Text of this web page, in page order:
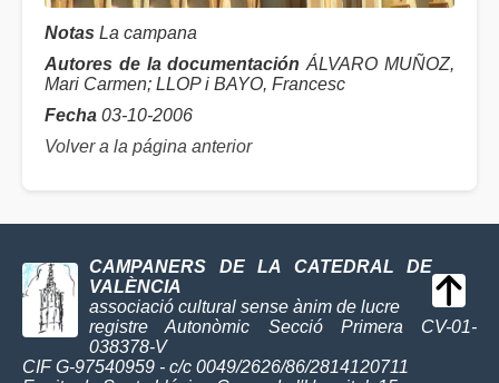
Notas La campana
Autores de la documentación ÁLVARO MUÑOZ,
Mari Carmen; LLOP i BAYO, Francesc
Fecha 03-10-2006
Volver a la página anterior
CAMPANERS DE LA CATEDRAL DE
VALÈNCIA
associació cultural sense ànim de lucre
registre Autonòmic Secció Primera CV-01-
038378-V
CIF G-97540959 - c/c 0049/2626/86/2814120711